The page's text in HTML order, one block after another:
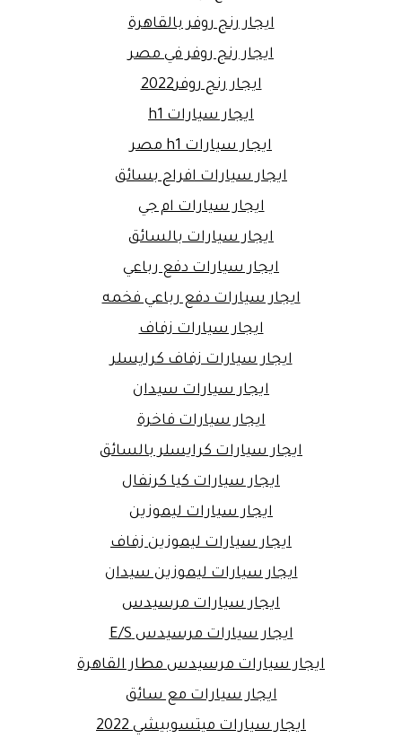
ايجار رنج روفر بالقاهرة
ايجار رنج روفر في مصر
ايجار رنج روفر2022
ايجار سيارات h1
ايجار سيارات h1 مصر
ايجار سيارات افراح بسائق
ايجار سيارات ام جي
ايجار سيارات بالسائق
ايجار سيارات دفع رباعي
ايجار سيارات دفع رباعي فخمه
ايجار سيارات زفاف
ايجار سيارات زفاف كرايسلر
ايجار سيارات سيدان
ايجار سيارات فاخرة
ايجار سيارات كرايسلر بالسائق
ايجار سيارات كيا كرنفال
ايجار سيارات ليموزين
ايجار سيارات ليموزين زفاف
ايجار سيارات ليموزين سيدان
ايجار سيارات مرسيدس
ايجار سيارات مرسيدس E/S
ايجار سيارات مرسيدس مطار القاهرة
ايجار سيارات مع سائق
ايجار سيارات ميتسوبيشي 2022